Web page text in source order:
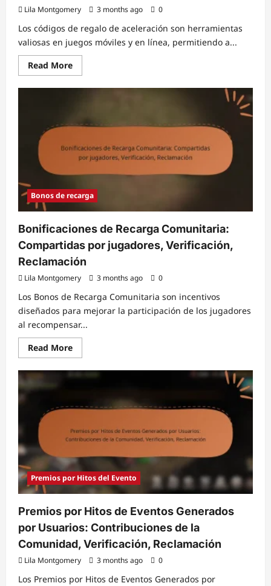
Lila Montgomery 3 months ago 0
Los códigos de regalo de aceleración son herramientas
valiosas en juegos móviles y en línea, permitiendo a...
Read MoreRead
more
Códigos
Speedups:
Mejores
fuentes,
Bonos de recarga
Bonificaciones de Recarga Comunitaria:
Compartidas por jugadores, Verificación,
Reclamación
Lila Montgomery 3 months ago 0
Los Bonos de Recarga Comunitaria son incentivos
diseñados para mejorar la participación de los jugadores
al recompensar...
Read MoreRead
more
Bonificaciones
de
Comunitaria:
Compartidas
Verificación,
Reclamación
Premios por Hitos del Evento
Premios por Hitos de Eventos Generados
por Usuarios: Contribuciones de la
Comunidad, Verificación, Reclamación
Lila Montgomery 3 months ago 0
Los Premios por Hitos de Eventos Generados por